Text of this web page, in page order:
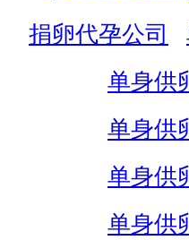
捐卵代孕公司
单身供
单身供
单身供
单身供